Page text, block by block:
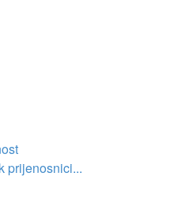
prijenosnici...